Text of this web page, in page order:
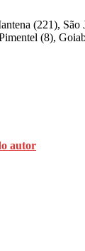
(221),
(8),
autor